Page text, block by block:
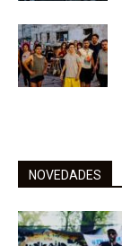
NOVEDADES